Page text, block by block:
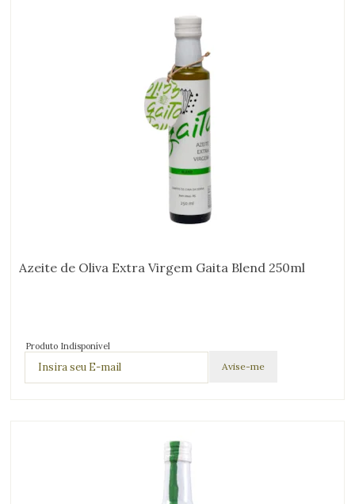
Azeite de Oliva Extra Virgem Gaita Blend 250ml
Produto Indisponível